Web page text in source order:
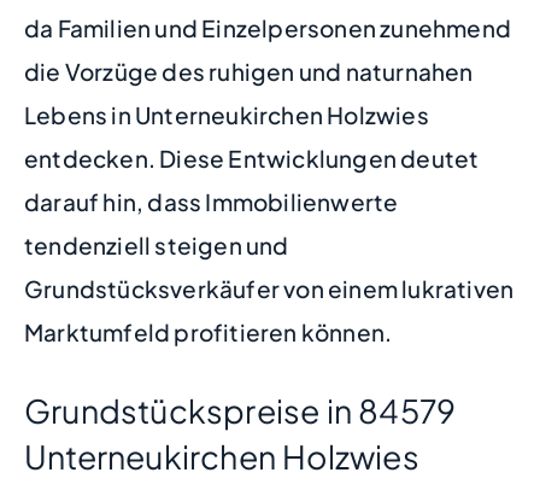
da Familien und Einzelpersonen zunehmend
die Vorzüge des ruhigen und naturnahen
Lebens in Unterneukirchen Holzwies
entdecken. Diese Entwicklungen deutet
darauf hin, dass Immobilienwerte
tendenziell steigen und
Grundstücksverkäufer von einem lukrativen
Marktumfeld profitieren können.
Grundstückspreise in 84579
Unterneukirchen Holzwies